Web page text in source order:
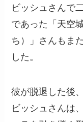
ビッシュさんで
であった「天空
ち）」さんもま
した。
彼が脱退した後
ビッシュさんは